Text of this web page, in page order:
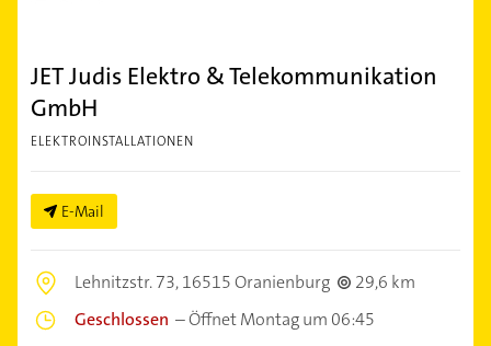
JET Judis Elektro & Telekommunikation
GmbH
ELEKTROINSTALLATIONEN
E-Mail
Lehnitzstr. 73,16515 Oranienburg
29,6 km
Geschlossen –Öffnet Montag um 06:45